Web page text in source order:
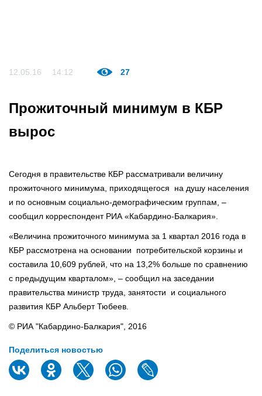
12.05.16 14:12 27
Прожиточный минимум в КБР
вырос
Сегодня в правительстве КБР рассматривали величину
прожиточного минимума, приходящегося на душу населения
и по основным социально-демографическим группам, –
сообщил корреспондент РИА «Кабардино-Балкария».
«Величина прожиточного минимума за 1 квартал 2016 года в
КБР рассмотрена на основании потребительской корзины и
составила 10,609 рублей, что на 13,2% больше по сравнению
с предыдущим кварталом», – сообщил на заседании
правительства министр труда, занятости и социального
развития КБР Альберт Тюбеев.
© РИА "Кабардино-Балкария", 2016
Поделиться новостью